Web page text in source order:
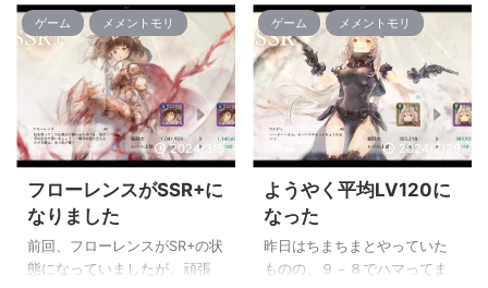
で、魔女の招待状が3枚あった
ので、全てをフローレンスに
突っ込 ...
で・・・ 装備と戦闘力はこん
な感じ。 アスタロトシリーズ
を4セ ...
LV160までアップさせることが
出来ました。 いや、地味にキ
ツイデスね。 しかし、ごり
押しで何とか詰まっていた11-
8を突破する事が出来ました。
ごり押しといっても再戦の繰
り返し（所謂ボタン連打）な
んですけどね(´･ω･`) マジで紙
一重。 そこから地味にガチ
ャを引いてたら翠アタッカー
のアイビーをゲット。 赤と黄
色が手薄なんだけど、翠と藍
ら紙一重やね。 その後10-
24も暫くハマっていたんです
が、ここも僅差で突破する事
が出来ました。 キャラの相
性とかが大きいので、ボタン
連打で何度もチャレンジして
いると突破出来たりもするの
でどの構成が正しいってのが
あんまりないのかなぁ 一応、
SR+のままのキャラをSSRにし
ようと思って属性ガチャの10
連なんかも引いてみたんです
ゲーム メメントモリ
2024/3/5
フローレンスがSSR+に
なりました
前回、フローレンスがSR+の状
態になっていましたが、頑張
ゲーム メメントモリ
2024/2/29
ようやく平均LV120に
なった
昨日はちまちまとやっていた
ものの、９－８でハマってま